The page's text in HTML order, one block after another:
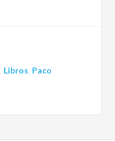
Libros Paco